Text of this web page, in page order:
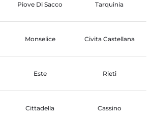
Piove Di Sacco Tarquinia
Monselice Civita Castellana
Este Rieti
Cittadella Cassino